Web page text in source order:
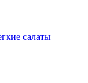
салаты